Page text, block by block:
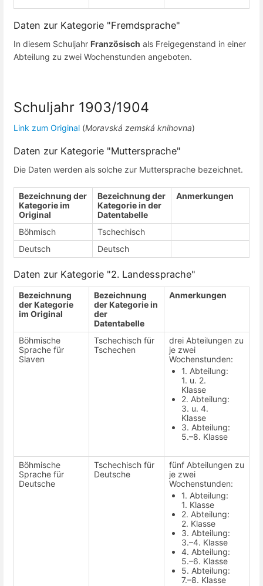
Daten zur Kategorie "Fremdsprache"
In diesem Schuljahr Französisch als Freigegenstand in einer
Abteilung zu zwei Wochenstunden angeboten.
Schuljahr 1903/1904
Link zum Original (Moravská zemská knihovna)
Daten zur Kategorie "Muttersprache"
Die Daten werden als solche zur Muttersprache bezeichnet.
Bezeichnung der
Kategorie im
Original
Bezeichnung der
Kategorie in der
Datentabelle
Anmerkungen
Böhmisch
Tschechisch
Deutsch
Deutsch
Daten zur Kategorie "2. Landessprache"
Bezeichnung
der Kategorie
im Original
Bezeichnung
der Kategorie in
der
Datentabelle
Anmerkungen
Böhmische
Sprache für
Slaven
Tschechisch für
Tschechen
drei Abteilungen zu
je zwei
Wochenstunden:
1. Abteilung:
1. u. 2.
Klasse
2. Abteilung:
3. u. 4.
Klasse
3. Abteilung:
5.–8. Klasse
Böhmische
Sprache für
Deutsche
Tschechisch für
Deutsche
fünf Abteilungen zu
je zwei
Wochenstunden:
1. Abteilung:
1. Klasse
2. Abteilung:
2. Klasse
3. Abteilung:
3.–4. Klasse
4. Abteilung:
5.–6. Klasse
5. Abteilung:
7.–8. Klasse